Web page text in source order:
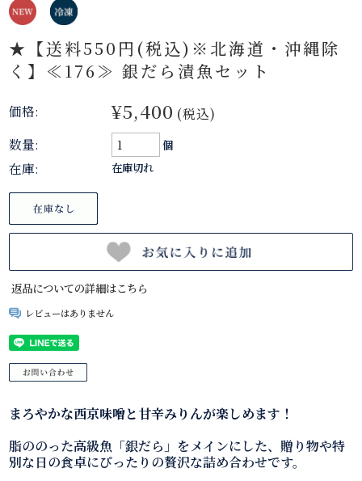
★【送料550円(税込)※北海道・沖縄除
く】≪176≫ 銀だら漬魚セット
価格: ¥5,400 (税込)
数量:
個
在庫: 在庫切れ
返品についての詳細はこちら
レビューはありません
まろやかな西京味噌と甘辛みりんが楽しめます！
脂ののった高級魚「銀だら」をメインにした、贈り物や特
別な日の食卓にぴったりの贅沢な詰め合わせです。